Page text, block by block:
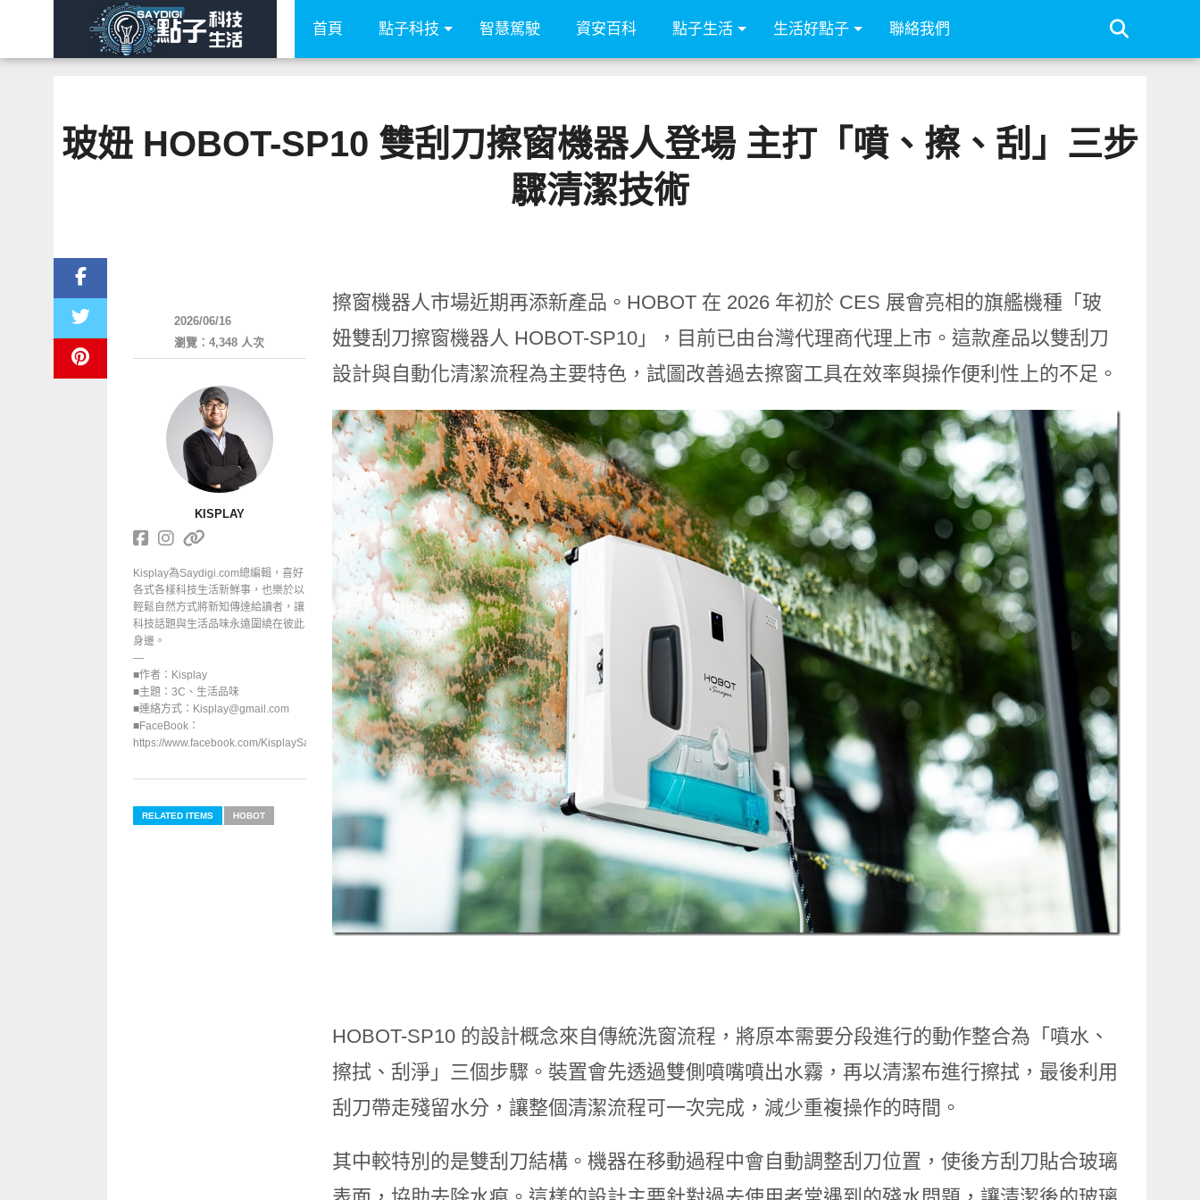
首頁 點子科技 智慧駕駛 資安百科 點子生活 生活好點子 聯絡我們
玻妞 HOBOT-SP10 雙刮刀擦窗機器人登場 主打「噴、擦、刮」三步
驟清潔技術
擦窗機器人市場近期再添新產品。HOBOT 在 2026 年初於 CES 展會亮相的旗艦機種「玻
妞雙刮刀擦窗機器人 HOBOT-SP10」，目前已由台灣代理商代理上市。這款產品以雙刮刀
設計與自動化清潔流程為主要特色，試圖改善過去擦窗工具在效率與操作便利性上的不足。
HOBOT-SP10 的設計概念來自傳統洗窗流程，將原本需要分段進行的動作整合為「噴水、
擦拭、刮淨」三個步驟。裝置會先透過雙側噴嘴噴出水霧，再以清潔布進行擦拭，最後利用
刮刀帶走殘留水分，讓整個清潔流程可一次完成，減少重複操作的時間。
其中較特別的是雙刮刀結構。機器在移動過程中會自動調整刮刀位置，使後方刮刀貼合玻璃
2026/06/16
瀏覽：4,348 人次
KISPLAY
Kisplay為Saydigi.com總編輯，喜好
各式各樣科技生活新鮮事，也樂於以
輕鬆自然方式將新知傳達給讀者，讓
科技話題與生活品味永遠圍繞在彼此
身邊。
—
■作者：Kisplay
■主題：3C、生活品味
■連絡方式：Kisplay@gmail.com
■FaceBook：
https://www.facebook.com/KisplaySayGoodbuy/
RELATED ITEMS HOBOT